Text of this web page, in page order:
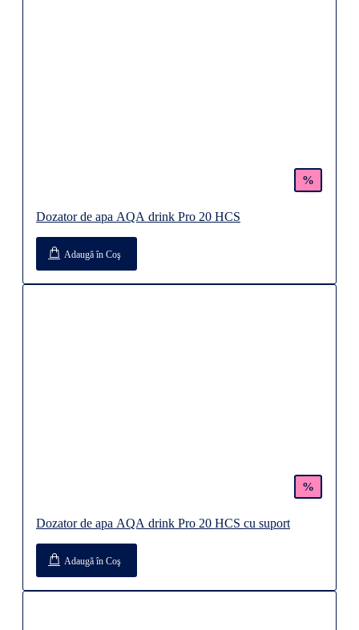
%
Dozator de apa AQA drink Pro 20 HCS
Adaugă în Coş
%
Dozator de apa AQA drink Pro 20 HCS cu suport
Adaugă în Coş